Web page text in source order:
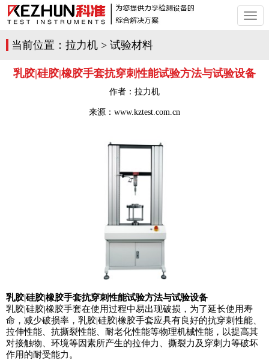
切
换
当前位置： 拉力机 > 试验材料
乳胶|硅胶|橡胶手套抗穿刺性能试验方法与试验设备
作者： 拉力机
来源：www.kztest.com.cn
乳胶|硅胶|橡胶手套抗穿刺性能试验方法与试验设备
乳胶|硅胶|橡胶手套在使用过程中易出现破损，为了延长使用寿
命，减少破损率，乳胶|硅胶|橡胶手套应具有良好的抗穿刺性能、
拉伸性能、抗撕裂性能、耐老化性能等物理机械性能，以提高其
对接触物、环境等因素所产生的拉伸力、撕裂力及穿刺力等破坏
作用的耐受能力。